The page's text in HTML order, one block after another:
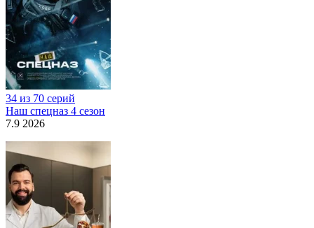
34 из 70 серий
Наш спецназ 4 сезон
7.9 2026